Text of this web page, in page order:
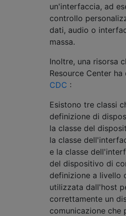
un'interfaccia, ad
controllo
dati, audio o
massa.
Inoltre, una risorsa
Resource Center ha
CDC :
Esistono tre classi
definizione di
la classe del
la classe
e la classe
del dispositivo di
definizione a livello
utilizzata dall'host
correttamente un
comunicazione che